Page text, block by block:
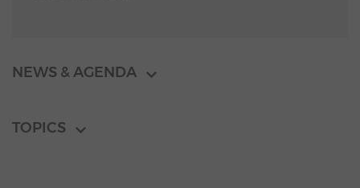
NEWS & AGENDA
TOPICS